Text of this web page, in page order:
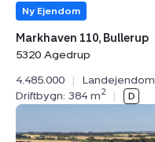
Ny Ejendom
Markhaven 110, Bullerup
5320 Agedrup
4.485.000
| Landejendom
Driftbygn: 384 m2 |
Kertemindevejen